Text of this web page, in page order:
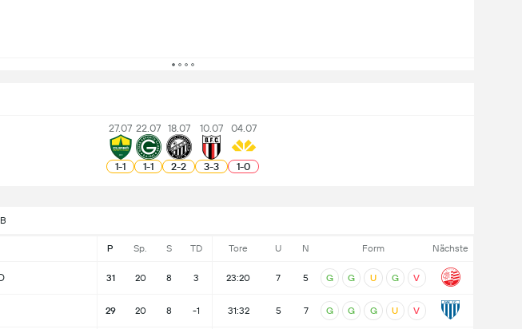
27.07
1-1
22.07
1-1
18.07
2-2
10.07
3-3
04.07
1-0
P Sp. S TD Tore U N Form Nächste
31 20 8 3 23:20 7 5 G G U G V
29 20 8 -1 31:32 5 7 G G G U V